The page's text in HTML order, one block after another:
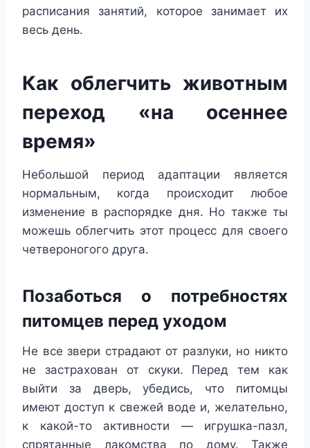
расписания занятий, которое занимает их
весь день.
Как облегчить животным
переход «на осеннее
время»
Небольшой период адаптации является
нормальным, когда происходит любое
изменение в распорядке дня. Но также ты
можешь облегчить этот процесс для своего
четвероногого друга.
Позаботься о потребностях
питомцев перед уходом
Не все звери страдают от разлуки, но никто
не застрахован от скуки. Перед тем как
выйти за дверь, убедись, что питомцы
имеют доступ к свежей воде и, желательно,
к какой-то активности — игрушка-пазл,
спрятанные лакомства по дому. Также